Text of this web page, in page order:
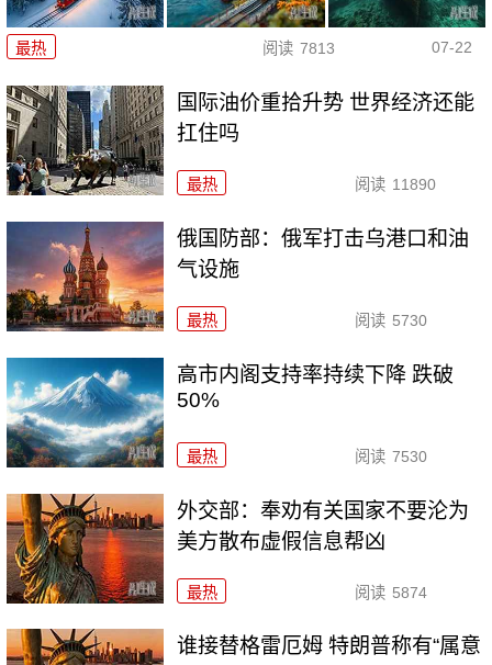
最热 阅读 7813 07-22
国际油价重拾升势 世界经济还能
扛住吗
最热 阅读 11890
俄国防部：俄军打击乌港口和油
气设施
最热 阅读 5730
高市内阁支持率持续下降 跌破
50%
最热 阅读 7530
外交部：奉劝有关国家不要沦为
美方散布虚假信息帮凶
最热 阅读 5874
谁接替格雷厄姆 特朗普称有“属意